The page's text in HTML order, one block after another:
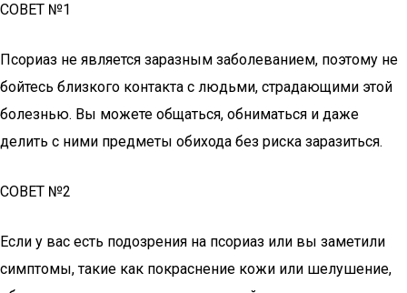
СОВЕТ №1
Псориаз не является заразным заболеванием, поэтому не
бойтесь близкого контакта с людьми, страдающими этой
болезнью. Вы можете общаться, обниматься и даже
делить с ними предметы обихода без риска заразиться.
СОВЕТ №2
Если у вас есть подозрения на псориаз или вы заметили
симптомы, такие как покраснение кожи или шелушение,